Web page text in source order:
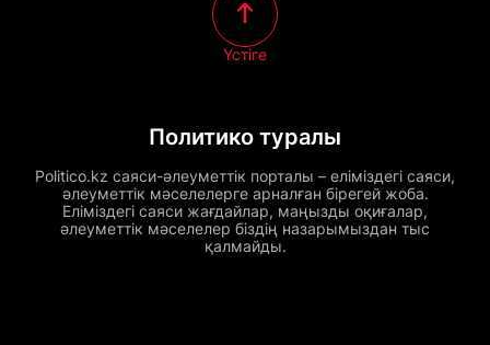
Политико туралы
Politico.kz саяси-әлеуметтік порталы – еліміздегі саяси,
әлеуметтік мәселелерге арналған бірегей жоба.
Еліміздегі саяси жағдайлар, маңызды оқиғалар,
әлеуметтік мәселелер біздің назарымыздан тыс
қалмайды.
Үстіге